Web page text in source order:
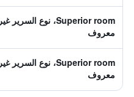
Superior room، نوع السرير غير
معروف
Superior room، نوع السرير غير
معروف